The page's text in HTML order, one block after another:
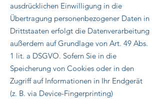
ausdrücklichen Einwilligung in die
Übertragung personenbezogener Daten in
Drittstaaten erfolgt die Datenverarbeitung
außerdem auf Grundlage von Art. 49 Abs.
1 lit. a DSGVO. Sofern Sie in die
Speicherung von Cookies oder in den
Zugriff auf Informationen in Ihr Endgerät
(z. B. via Device-Fingerprinting)